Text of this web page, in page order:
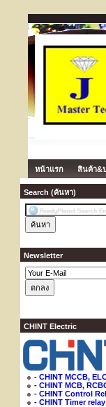
หน้าแรก สินค้า&
Search (ค้นหา)
Newsletter
CHINT Electric
- CHINT MCCB,
- CHINT MCB,
- CHINT Control
- CHINT Timer relay